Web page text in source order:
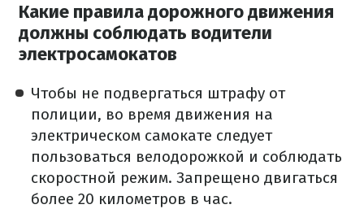
Какие правила дорожного движения
должны соблюдать водители
электросамокатов
Чтобы не подвергаться штрафу от
полиции, во время движения на
электрическом самокате следует
пользоваться велодорожкой и соблюдать
скоростной режим. Запрещено двигаться
более 20 километров в час.